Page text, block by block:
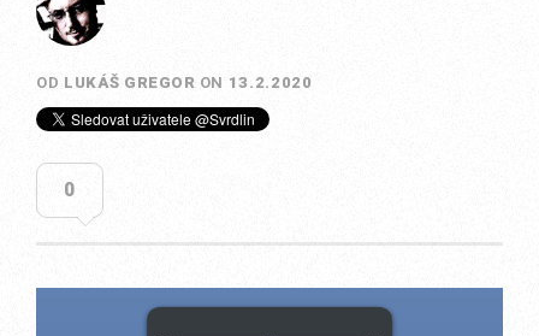
OD LUKÁŠ GREGOR ON 13.2.2020
0